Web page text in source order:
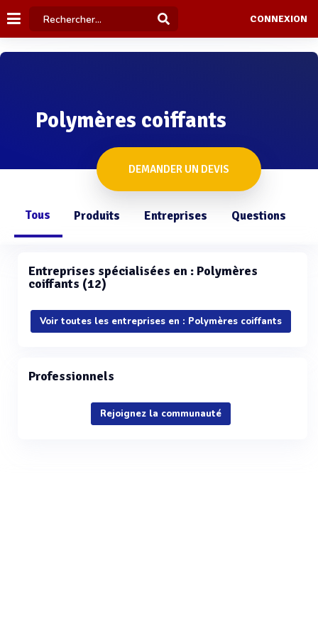
CONNEXION
Polymères coiffants
DEMANDER UN DEVIS
Tous Produits Entreprises Questions
Entreprises spécialisées en : Polymères
coiffants (12)
Voir toutes les entreprises en : Polymères coiffants
Professionnels
Rejoignez la communauté